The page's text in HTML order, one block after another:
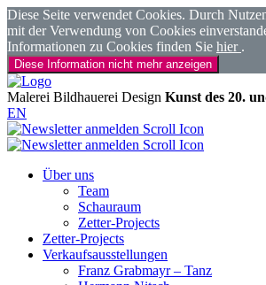
Diese Seite verwendet Cookies. Durch
mit der Verwendung von Cookies
Informationen zu Cookies finden Sie hier .
Diese Information nicht mehr anzeigen
Malerei Bildhauerei Design Kunst des 20.
EN
Über uns
Team
Schauraum
Zetter-Projects
Zetter-Projects
Verkaufsausstellungen
Franz Grabmayr – Tanz